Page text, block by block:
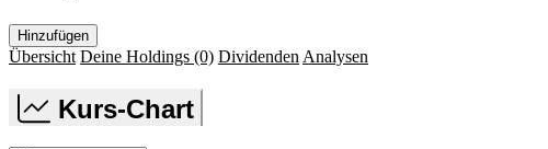
Hinzufügen
Übersicht Deine Holdings (0) Dividenden Analysen
Kurs-Chart